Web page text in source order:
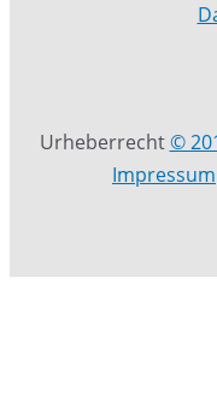
Urheberrecht©
Impressum